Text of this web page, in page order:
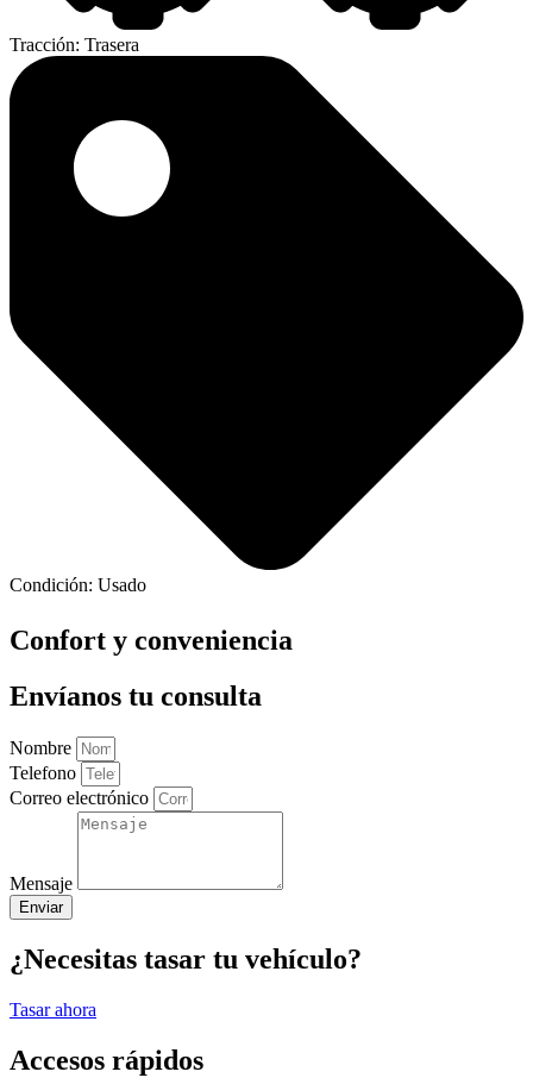
Tracción: Trasera
Condición: Usado
Confort y conveniencia
Envíanos tu consulta
Nombre
Telefono
Correo electrónico
Mensaje
Enviar
¿Necesitas tasar tu vehículo?
Tasar ahora
Accesos rápidos